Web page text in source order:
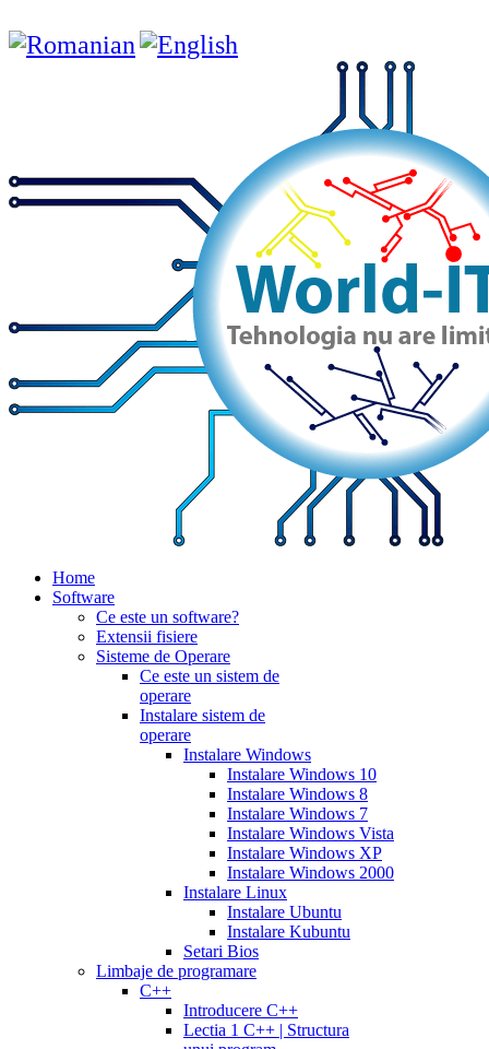
Home
Software
Ce este un software?
Extensii fisiere
Sisteme de Operare
Ce este un sistem de
operare
Instalare sistem de
operare
Instalare Windows
Instalare Windows 10
Instalare Windows 8
Instalare Windows 7
Instalare Windows Vista
Instalare Windows XP
Instalare Windows 2000
Instalare Linux
Instalare Ubuntu
Instalare Kubuntu
Setari Bios
Limbaje de programare
C++
Introducere C++
Lectia 1 C++ | Structura